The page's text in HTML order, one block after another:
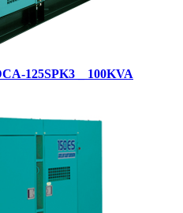
125SPK3 _ 100KVA